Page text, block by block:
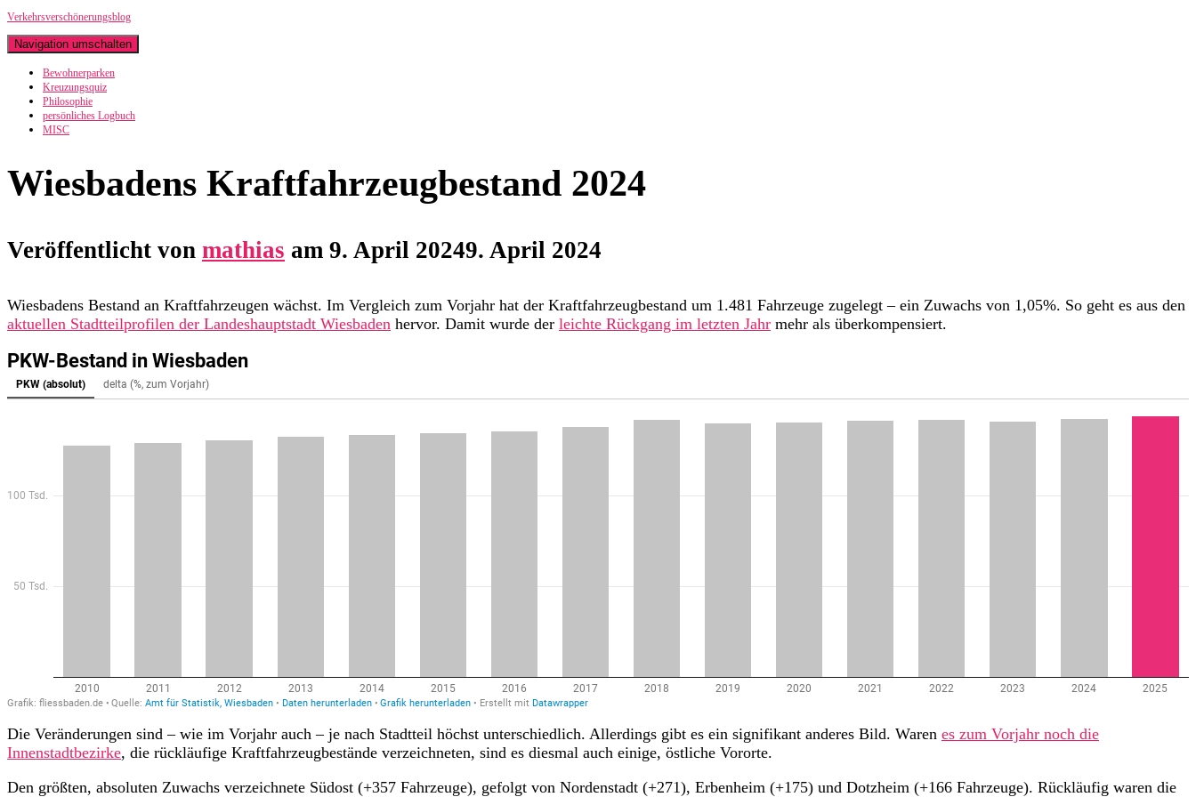
Verkehrsverschönerungsblog
Navigation umschalten
Bewohnerparken
Kreuzungsquiz
Philosophie
persönliches Logbuch
MISC
Wiesbadens Kraftfahrzeugbestand 2024
Veröffentlicht von mathias am 9. April 20249. April 2024
Wiesbadens Bestand an Kraftfahrzeugen wächst. Im Vergleich zum Vorjahr hat der Kraftfahrzeugbestand um 1.481 Fahrzeuge zugelegt – ein Zuwachs von 1,05%. So geht es aus den
aktuellen Stadtteilprofilen der Landeshauptstadt Wiesbaden hervor. Damit wurde der leichte Rückgang im letzten Jahr mehr als überkompensiert.
Die Veränderungen sind – wie im Vorjahr auch – je nach Stadtteil höchst unterschiedlich. Allerdings gibt es ein signifikant anderes Bild. Waren es zum Vorjahr noch die
Innenstadtbezirke, die rückläufige Kraftfahrzeugbestände verzeichneten, sind es diesmal auch einige, östliche Vororte.
Den größten, absoluten Zuwachs verzeichnete Südost (+357 Fahrzeuge), gefolgt von Nordenstadt (+271), Erbenheim (+175) und Dotzheim (+166 Fahrzeuge). Rückläufig waren die